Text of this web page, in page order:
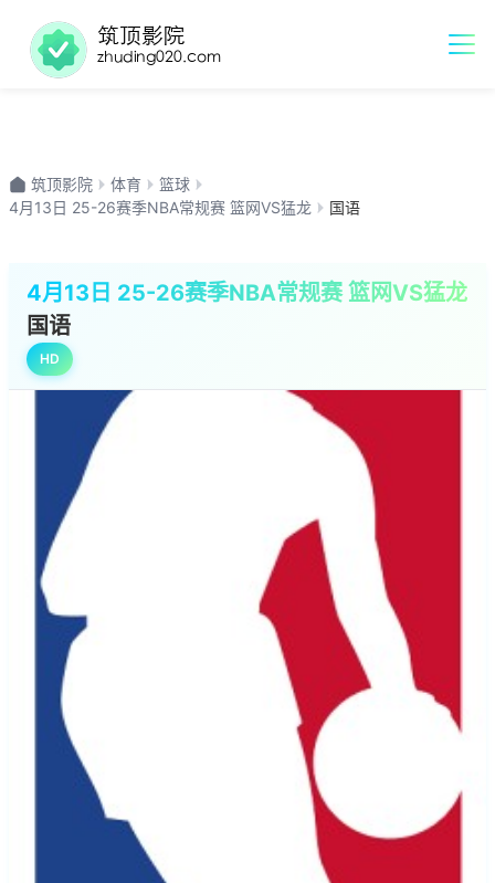
筑顶影院 体育
篮球
4月13日 25-26赛季NBA常规赛 篮网VS猛龙
国语
4月13日 25-26赛季NBA常规赛 篮网VS猛龙
国语
HD